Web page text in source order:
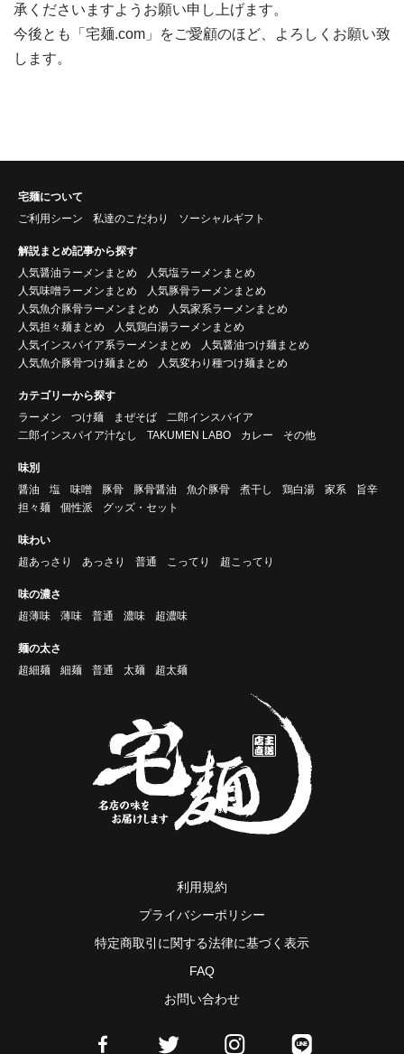
承くださいますようお願い申し上げます。
今後とも「宅麺.com」をご愛顧のほど、よろしくお願い致
します。
宅麺について
ご利用シーン
私達のこだわり ソーシャルギフト
解説まとめ記事から探す
人気醤油ラーメンまとめ
人気塩ラーメンまとめ
人気味噌ラーメンまとめ
人気豚骨ラーメンまとめ
人気魚介豚骨ラーメンまとめ
人気家系ラーメンまとめ
人気担々麺まとめ
人気鶏白湯ラーメンまとめ
人気インスパイア系ラーメンまとめ
人気醤油つけ麺まとめ
人気魚介豚骨つけ麺まとめ
人気変わり種つけ麺まとめ
カテゴリーから探す
ラーメン
つけ麺 まぜそば
二郎インスパイア
二郎インスパイア汁なし
TAKUMEN LABO カレー その他
味別
醤油
塩 味噌 豚骨 豚骨醤油 魚介豚骨 煮干し 鶏白湯 家系
旨辛
担々麺
個性派 グッズ・セット
味わい
超あっさり
あっさり 普通 こってり 超こってり
味の濃さ
超薄味
薄味 普通 濃味 超濃味
麺の太さ
超細麺
細麺 普通 太麺 超太麺
利用規約
プライバシーポリシー
特定商取引に関する法律に基づく表示
FAQ
お問い合わせ